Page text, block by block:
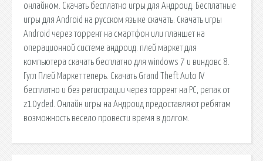
онлайном. Скачать бесплатно игры для Андроид. Бесплатные
игры для Android на русском языке скачать. Cкачать игры
Android через торрент на смартфон или планшет на
операционной системе андроид. плей маркет для
компьютера скачать бесплатно для windows 7 и виндовс 8.
Гугл Плей Маркет теперь. Скачать Grand Theft Auto IV
бесплатно и без регистрации через торрент на PC, репак от
z10yded. Онлайн игры на Андроид предоставляют ребятам
возможность весело провести время в долгом.